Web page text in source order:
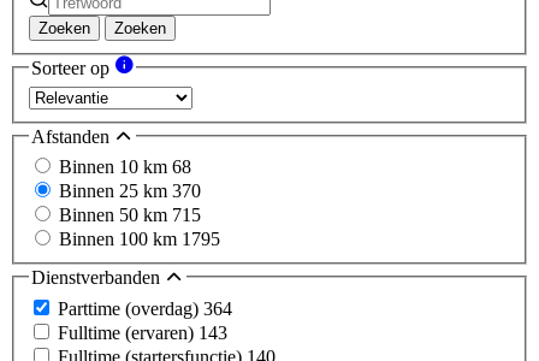
Zoeken Zoeken
Sorteer op
Afstanden
Binnen 10 km 68
Binnen 25 km 370
Binnen 50 km 715
Binnen 100 km 1795
Dienstverbanden
Parttime (overdag) 364
Fulltime (ervaren) 143
Fulltime (startersfunctie) 140